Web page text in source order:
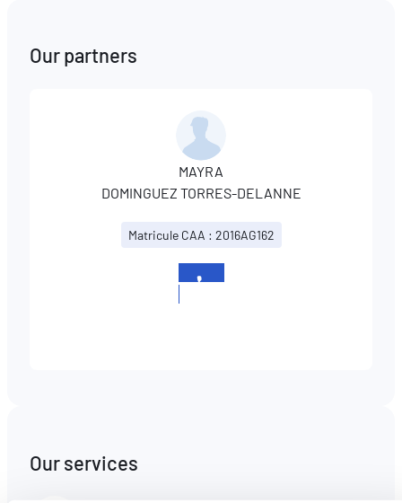
Our partners
MAYRA
DOMINGUEZ TORRES-DELANNE
Matricule CAA : 2016AG162
Our services